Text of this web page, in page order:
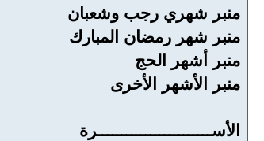
منبر شهري رجب وشعبان
منبر شهر رمضان المبارك
منبر أشهر الحج
منبر الأشهر الأخرى
الأســــــــــــــــــــــــرة